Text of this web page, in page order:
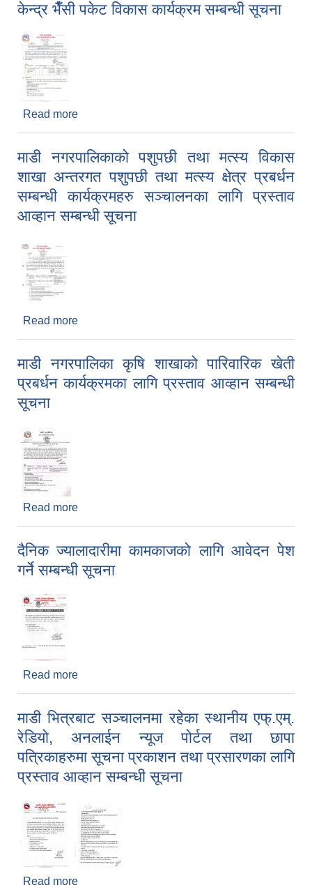
केन्द्र भैँसी पकेट विकास कार्यक्रम सम्बन्धी सूचना
Read more
माडी नगरपालिकाको पशुपछी तथा मत्स्य विकास
शाखा अन्तरगत पशुपछी तथा मत्स्य क्षेत्र प्रबर्धन
सम्बन्धी कार्यक्रमहरु सञ्चालनका लागि प्रस्ताव
आव्हान सम्बन्धी सूचना
Read more
सूचना
माडी नगरपालिका कृषि शाखाको पारिवारिक खेती
प्रबर्धन कार्यक्रमका लागि प्रस्ताव आव्हान सम्बन्धी
सूचना
Read more
दैनिक ज्यालादारीमा कामकाजको लागि आवेदन पेश
गर्ने सम्बन्धी सूचना
Read more
माडी भित्रबाट सञ्चालनमा रहेका स्थानीय एफ्.एम्.
रेडियो, अनलाईन न्यूज पोर्टल तथा छापा
पत्रिकाहरुमा सूचना प्रकाशन तथा प्रसारणका लागि
प्रस्ताव आव्हान सम्बन्धी सूचना
Read more